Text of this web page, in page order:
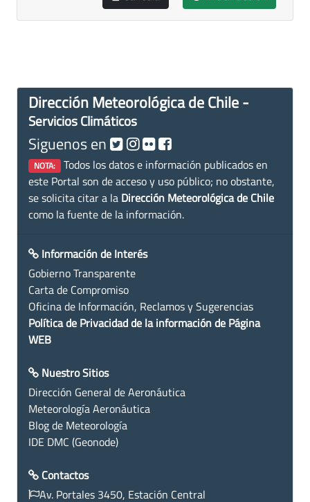
Dirección Meteorológica de Chile -
Servicios Climáticos
Siguenos en
NOTA: Todos los datos e información publicados en
este Portal son de acceso y uso público; no obstante,
se solicita citar a la Dirección Meteorológica de Chile
como la fuente de la información.
Información de Interés
Gobierno Transparente
Carta de Compromiso
Oficina de Información, Reclamos y Sugerencias
Política de Privacidad de la información de Página
WEB
Nuestro Sitios
Dirección General de Aeronáutica
Meteorología Aeronáutica
Blog de Meteorología
IDE DMC (Geonode)
Contactos
Av. Portales 3450, Estación Central